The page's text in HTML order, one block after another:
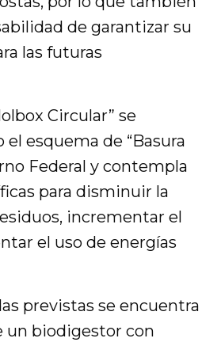
de garantizar su
las futuras
Circular” se
el esquema de “Basura
Federal y contempla
para disminuir la
incrementar el
el uso de energías
previstas se encuentra
un biodigestor con